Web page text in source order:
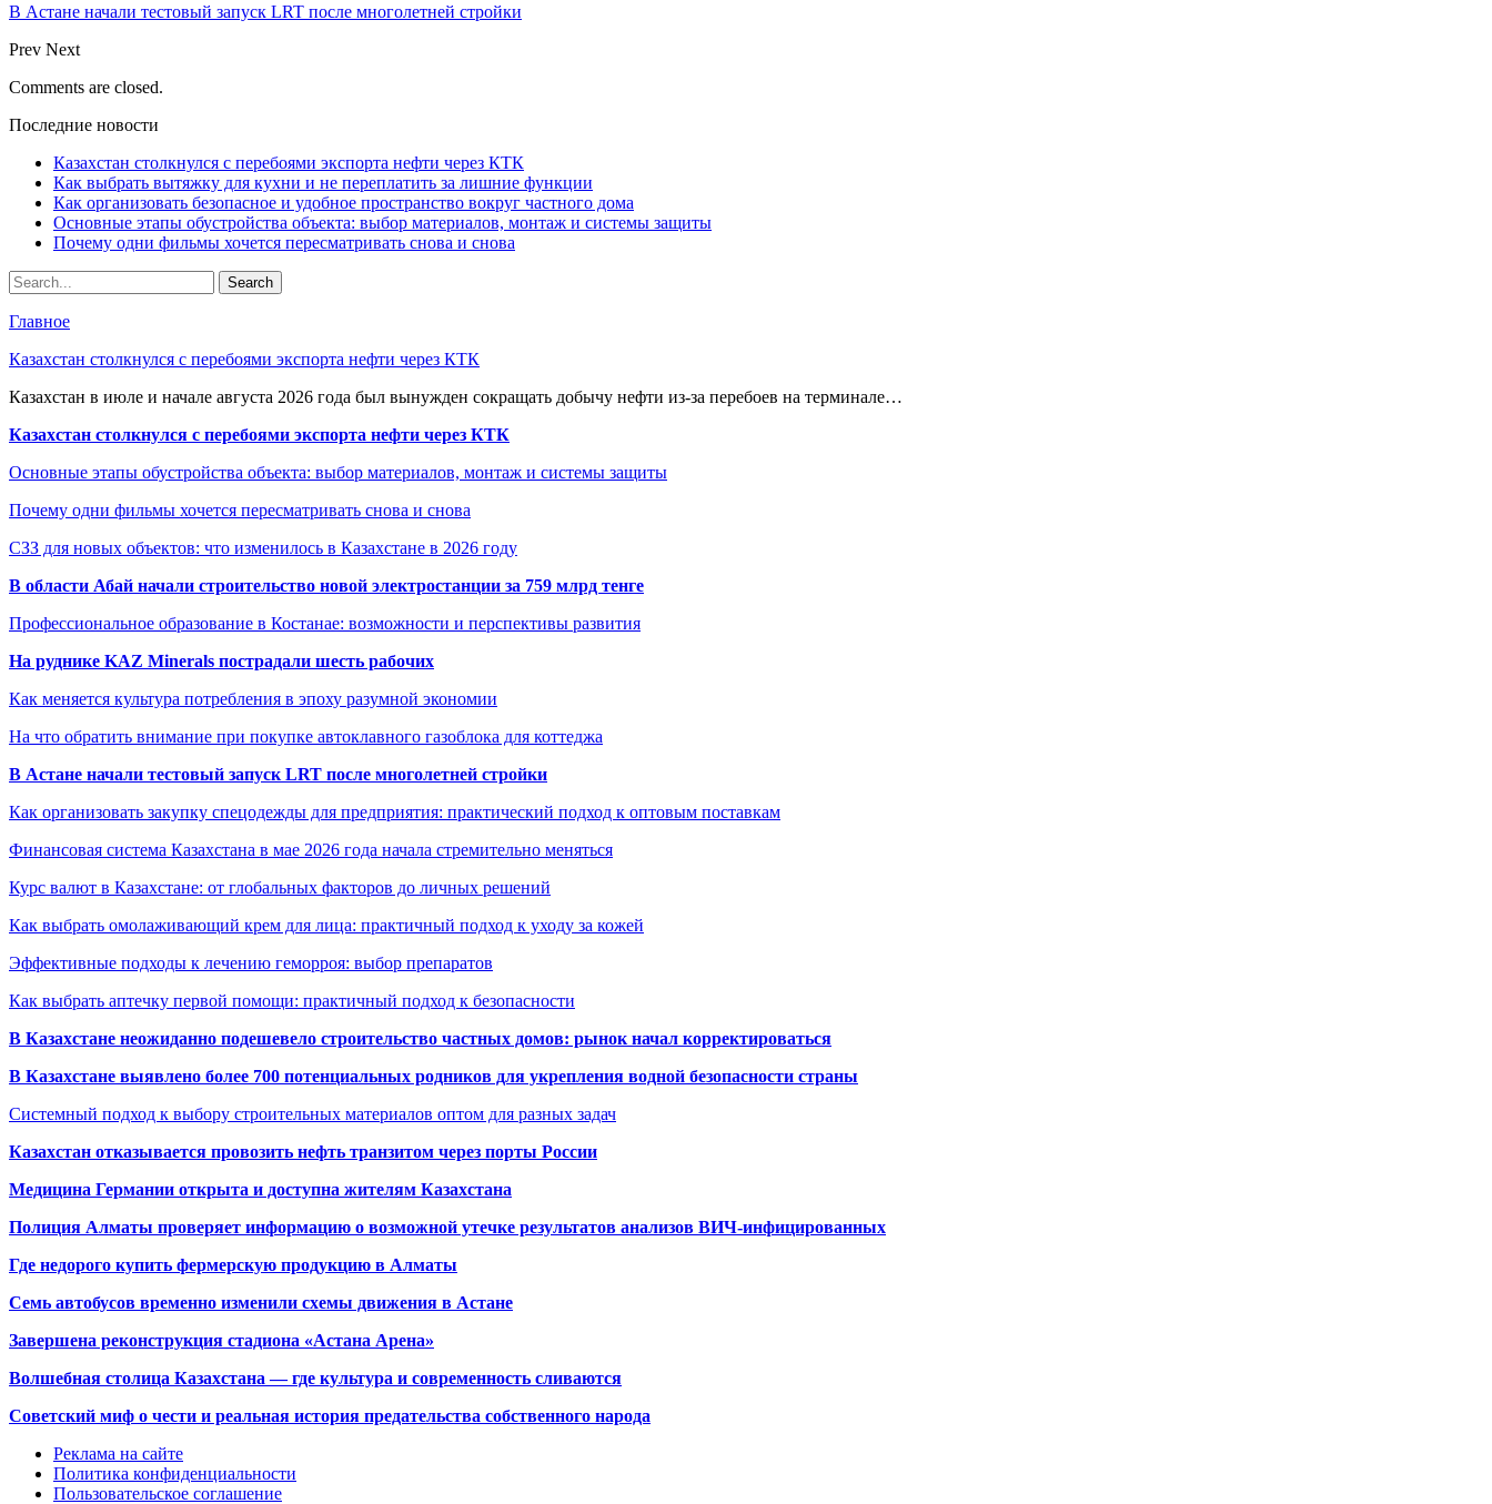
В Астане начали тестовый запуск LRT после многолетней стройки
Prev Next
Comments are closed.
Последние новости
Казахстан столкнулся с перебоями экспорта нефти через КТК
Как выбрать вытяжку для кухни и не переплатить за лишние функции
Как организовать безопасное и удобное пространство вокруг частного дома
Основные этапы обустройства объекта: выбор материалов, монтаж и системы защиты
Почему одни фильмы хочется пересматривать снова и снова
Главное
Казахстан столкнулся с перебоями экспорта нефти через КТК
Казахстан в июле и начале августа 2026 года был вынужден сокращать добычу нефти из-за перебоев на терминале…
Казахстан столкнулся с перебоями экспорта нефти через КТК
Основные этапы обустройства объекта: выбор материалов, монтаж и системы защиты
Почему одни фильмы хочется пересматривать снова и снова
СЗЗ для новых объектов: что изменилось в Казахстане в 2026 году
В области Абай начали строительство новой электростанции за 759 млрд тенге
Профессиональное образование в Костанае: возможности и перспективы развития
На руднике KAZ Minerals пострадали шесть рабочих
Как меняется культура потребления в эпоху разумной экономии
На что обратить внимание при покупке автоклавного газоблока для коттеджа
В Астане начали тестовый запуск LRT после многолетней стройки
Как организовать закупку спецодежды для предприятия: практический подход к оптовым поставкам
Финансовая система Казахстана в мае 2026 года начала стремительно меняться
Курс валют в Казахстане: от глобальных факторов до личных решений
Как выбрать омолаживающий крем для лица: практичный подход к уходу за кожей
Эффективные подходы к лечению геморроя: выбор препаратов
Как выбрать аптечку первой помощи: практичный подход к безопасности
В Казахстане неожиданно подешевело строительство частных домов: рынок начал корректироваться
В Казахстане выявлено более 700 потенциальных родников для укрепления водной безопасности страны
Системный подход к выбору строительных материалов оптом для разных задач
Казахстан отказывается провозить нефть транзитом через порты России
Медицина Германии открыта и доступна жителям Казахстана
Полиция Алматы проверяет информацию о возможной утечке результатов анализов ВИЧ-инфицированных
Где недорого купить фермерскую продукцию в Алматы
Семь автобусов временно изменили схемы движения в Астане
Завершена реконструкция стадиона «Астана Арена»
Волшебная столица Казахстана — где культура и современность сливаются
Советский миф о чести и реальная история предательства собственного народа
Реклама на сайте
Политика конфиденциальности
Пользовательское соглашение